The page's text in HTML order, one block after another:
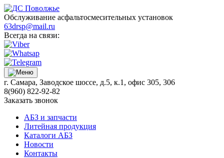
Обслуживание асфальтосмесительных установок
63drsp@mail.ru
Всегда на связи:
г. Самара, Заводское шоссе, д.5, к.1, офис 305, 306
8(960) 822-92-82
Заказать звонок
АБЗ и запчасти
Литейная продукция
Каталоги АБЗ
Новости
Контакты